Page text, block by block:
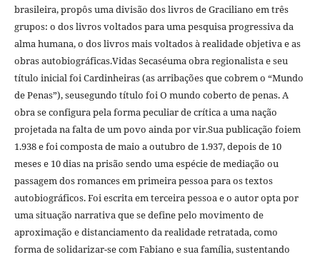
brasileira, propôs uma divisão dos livros de Graciliano em três
grupos: o dos livros voltados para uma pesquisa progressiva da
alma humana, o dos livros mais voltados à realidade objetiva e as
obras autobiográficas.Vidas Secaséuma obra regionalista e seu
título inicial foi Cardinheiras (as arribações que cobrem o “Mundo
de Penas”), seusegundo título foi O mundo coberto de penas. A
obra se configura pela forma peculiar de crítica a uma nação
projetada na falta de um povo ainda por vir.Sua publicação foiem
1.938 e foi composta de maio a outubro de 1.937, depois de 10
meses e 10 dias na prisão sendo uma espécie de mediação ou
passagem dos romances em primeira pessoa para os textos
autobiográficos. Foi escrita em terceira pessoa e o autor opta por
uma situação narrativa que se define pelo movimento de
aproximação e distanciamento da realidade retratada, como
forma de solidarizar-se com Fabiano e sua família, sustentando